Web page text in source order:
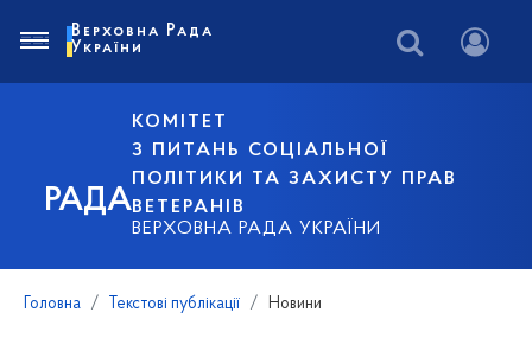
РАДА
КОМІТЕТ
З ПИТАНЬ СОЦІАЛЬНОЇ
ПОЛІТИКИ ТА ЗАХИСТУ ПРАВ
ВЕТЕРАНІВ
ВЕРХОВНА РАДА УКРАЇНИ
Верховна Рада
України
Головна Текстові публікації Новини